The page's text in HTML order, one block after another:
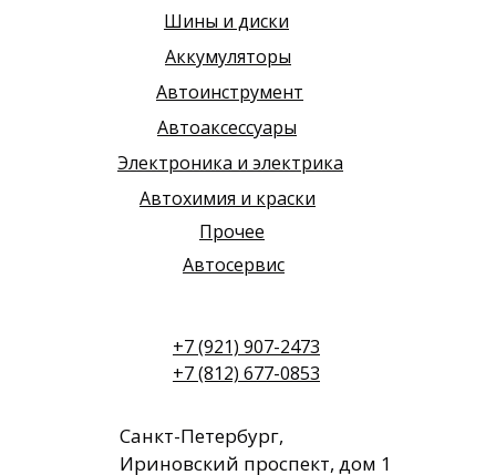
+7 (921) 907-2473
+7 (812) 677-0853
Прочее
Автохимия и краски
Электроника и электрика
Автоаксессуары
Автоинструмент
Автосервис
Аккумуляторы
Шины и диски
Санкт-Петербург,
Ириновский проспект, дом 1